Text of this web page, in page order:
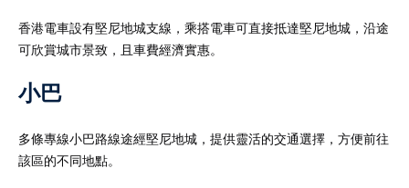
香港電車設有堅尼地城支線，乘搭電車可直接抵達堅尼地城，沿途
可欣賞城市景致，且車費經濟實惠。​
小巴
多條專線小巴路線途經堅尼地城，提供靈活的交通選擇，方便前往
該區的不同地點。​